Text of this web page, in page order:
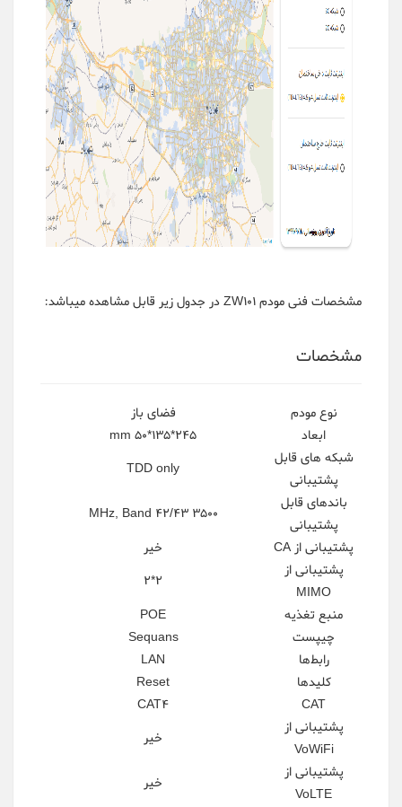
مشخصات فنی مودم ZW101 در جدول زیر قابل مشاهده میباشد:
مشخصات
نوع مودم
فضای باز
ابعاد
245*135*50 mm
شبکه های قابل
پشتیبانی
TDD only
باندهای قابل
پشتیبانی
3500 MHz, Band 42/43
پشتیبانی از CA
خیر
پشتیبانی از
MIMO
2*2
منبع تغذیه
POE
چیپست
Sequans
رابط‌ها
LAN
کلیدها
Reset
CAT
CAT4
پشتیبانی از
VoWiFi
خیر
پشتیبانی از
VoLTE
خیر